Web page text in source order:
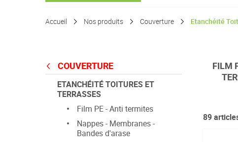
Accueil Nos produits Couverture Etanchéité
FILM
89
COUVERTURE
ETANCHÉITÉ TOITURES ET
TERRASSES
Film PE - Anti termites
Nappes - Membranes -
Bandes d'arase